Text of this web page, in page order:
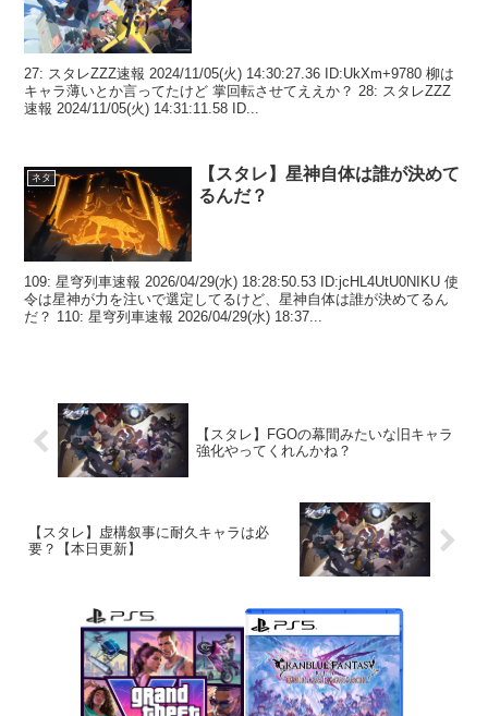
27: スタレZZZ速報 2024/11/05(火) 14:30:27.36 ID:UkXm+9780 柳は
キャラ薄いとか言ってたけど 掌回転させてええか？ 28: スタレZZZ
速報 2024/11/05(火) 14:31:11.58 ID...
ネタ
【スタレ】星神自体は誰が決めて
るんだ？
109: 星穹列車速報 2026/04/29(水) 18:28:50.53 ID:jcHL4UtU0NIKU 使
令は星神が力を注いで選定してるけど、星神自体は誰が決めてるん
だ？ 110: 星穹列車速報 2026/04/29(水) 18:37...
【スタレ】FGOの幕間みたいな旧キャラ
強化やってくれんかね？
【スタレ】虚構叙事に耐久キャラは必
要？【本日更新】